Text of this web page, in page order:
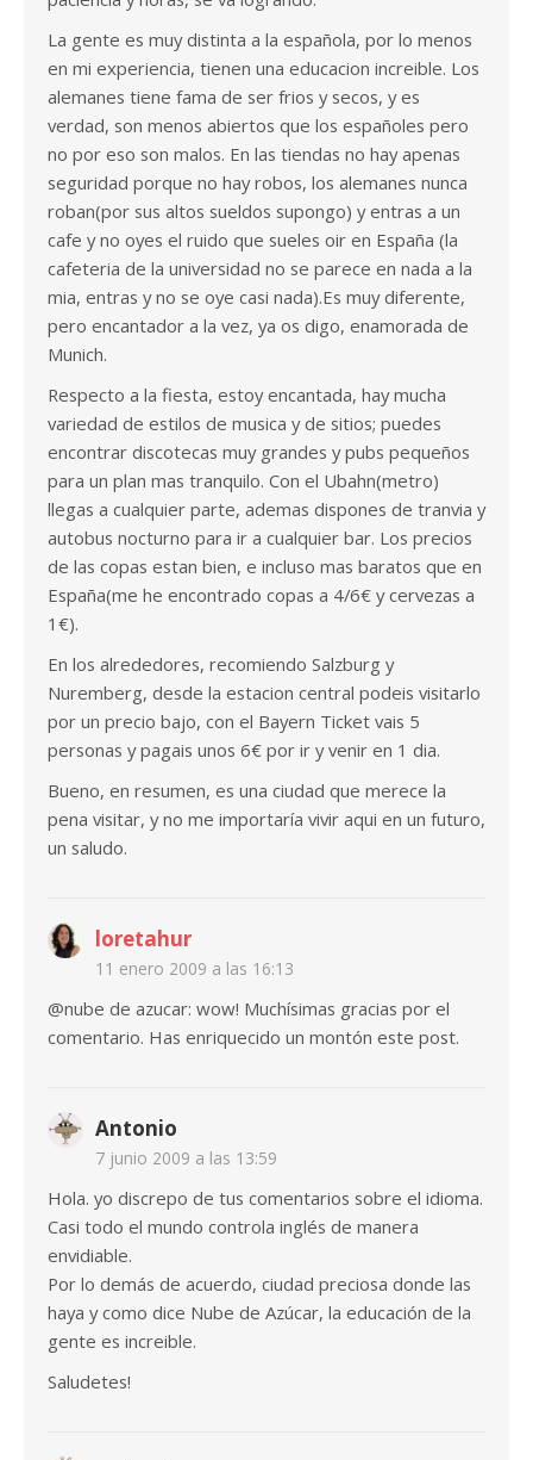
La gente es muy distinta a la española, por lo menos
en mi experiencia, tienen una educacion increible. Los
alemanes tiene fama de ser frios y secos, y es
verdad, son menos abiertos que los españoles pero
no por eso son malos. En las tiendas no hay apenas
seguridad porque no hay robos, los alemanes nunca
roban(por sus altos sueldos supongo) y entras a un
cafe y no oyes el ruido que sueles oir en España (la
cafeteria de la universidad no se parece en nada a la
mia, entras y no se oye casi nada).Es muy diferente,
pero encantador a la vez, ya os digo, enamorada de
Munich.
Respecto a la fiesta, estoy encantada, hay mucha
variedad de estilos de musica y de sitios; puedes
encontrar discotecas muy grandes y pubs pequeños
para un plan mas tranquilo. Con el Ubahn(metro)
llegas a cualquier parte, ademas dispones de tranvia y
autobus nocturno para ir a cualquier bar. Los precios
de las copas estan bien, e incluso mas baratos que en
España(me he encontrado copas a 4/6€ y cervezas a
1€).
En los alrededores, recomiendo Salzburg y
Nuremberg, desde la estacion central podeis visitarlo
por un precio bajo, con el Bayern Ticket vais 5
personas y pagais unos 6€ por ir y venir en 1 dia.
Bueno, en resumen, es una ciudad que merece la
pena visitar, y no me importaría vivir aqui en un futuro,
un saludo.
loretahur
11 enero 2009 a las 16:13
@nube de azucar: wow! Muchísimas gracias por el
comentario. Has enriquecido un montón este post.
Antonio
7 junio 2009 a las 13:59
Hola. yo discrepo de tus comentarios sobre el idioma.
Casi todo el mundo controla inglés de manera
envidiable.
Por lo demás de acuerdo, ciudad preciosa donde las
haya y como dice Nube de Azúcar, la educación de la
gente es increible.
Saludetes!